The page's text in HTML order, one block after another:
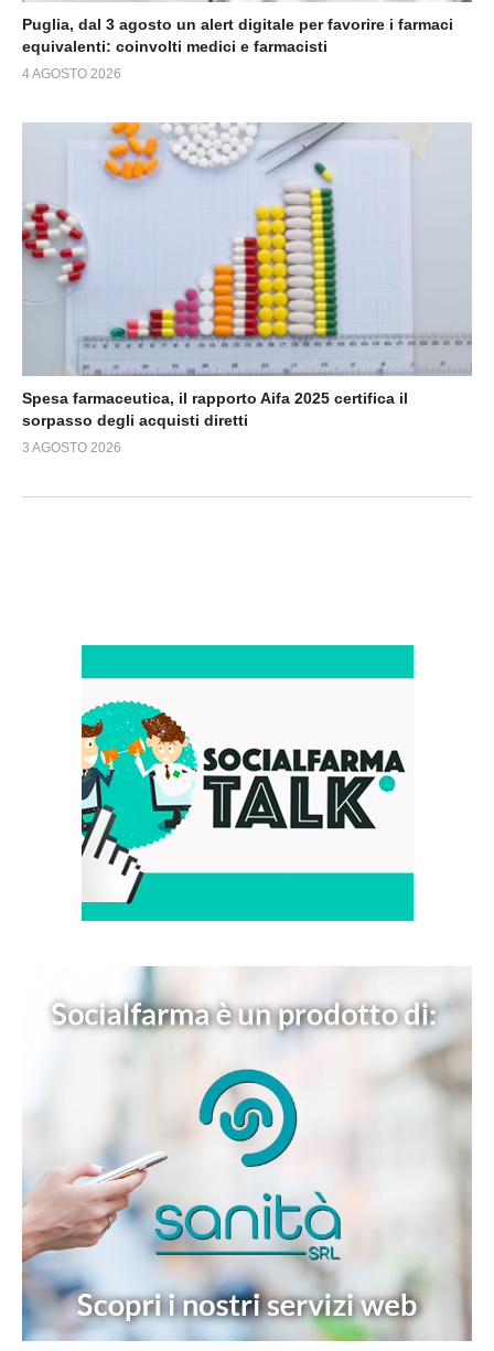
Puglia, dal 3 agosto un alert digitale per favorire i farmaci
equivalenti: coinvolti medici e farmacisti
4 AGOSTO 2026
Spesa farmaceutica, il rapporto Aifa 2025 certifica il
sorpasso degli acquisti diretti
3 AGOSTO 2026